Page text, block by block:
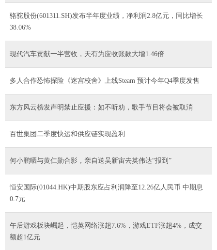
骆驼股份(601311.SH)发布半年度业绩，净利润2.8亿元，同比增长
38.06%
现代汽车贡献一半营收，天有为应收账款大增1.46倍
多人合作恐怖探险《迷宫校舍》上线Steam 预计今年Q4季度发售
东方风云榜发声明禁止应援：如不听劝，歌手节目将会被取消
百世集团二季度快运和供应链实现盈利
何小鹏晒与黄仁勋合影，亲自送吴新宙去英伟达“报到”
恒安国际(01044.HK)中期股东应占利润降至12.26亿人民币 中期息
0.7元
午后游戏板块崛起，恺英网络涨超7.6%，游戏ETF涨超4%，成交
额超1亿元